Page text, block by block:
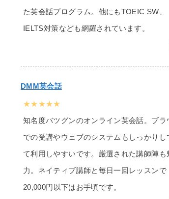
た英会話プログラム。他にもTOEIC SW、
IELTS対策なども網羅されています。
DMM英会話
★★★★★
知名度バツグンのオンライン英会話。ブラ
での受講やウェブのシステムもしっかりし
て利用しやすいです。厳選された講師陣も
力。ネイティブ講師と毎日一回レッスンで
20,000円以下はお手頃です。